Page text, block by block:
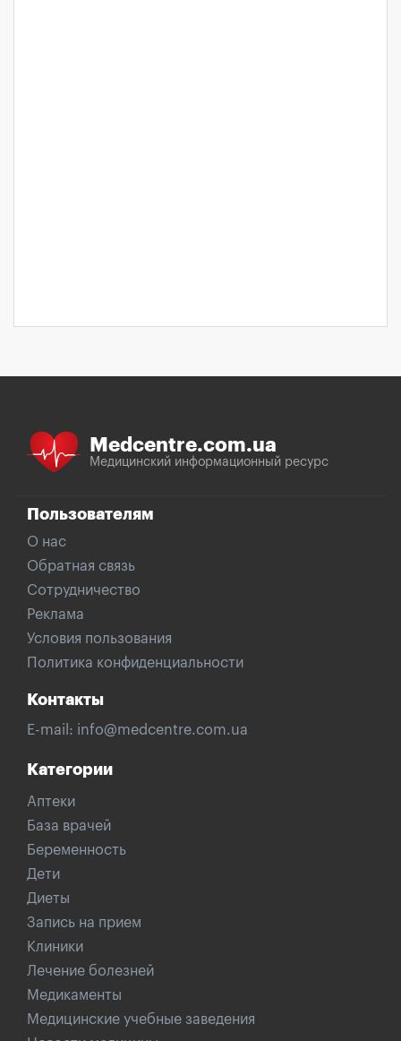
Medcentre.com.ua
Медицинский информационный ресурс
Пользователям
О нас
Обратная связь
Сотрудничество
Реклама
Условия пользования
Политика конфиденциальности
Контакты
E-mail: info@medcentre.com.ua
Категории
Аптеки
База врачей
Беременность
Дети
Диеты
Запись на прием
Клиники
Лечение болезней
Медикаменты
Медицинские учебные заведения